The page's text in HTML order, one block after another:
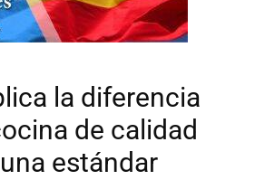
la diferencia
de calidad
estándar